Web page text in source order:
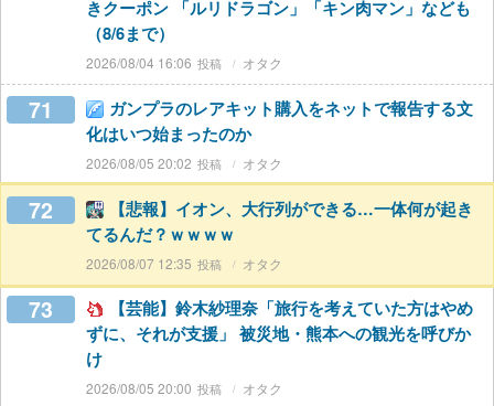
きクーポン 「ルリドラゴン」「キン肉マン」なども
（8/6まで）
2026/08/04 16:06 オタク
71
ガンプラのレアキット購入をネットで報告する文
化はいつ始まったのか
2026/08/05 20:02 オタク
72
【悲報】イオン、大行列ができる…一体何が起き
てるんだ？ｗｗｗｗ
2026/08/07 12:35 オタク
73
【芸能】鈴木紗理奈「旅行を考えていた方はやめ
ずに、それが支援」 被災地・熊本への観光を呼びか
け
2026/08/05 20:00 オタク